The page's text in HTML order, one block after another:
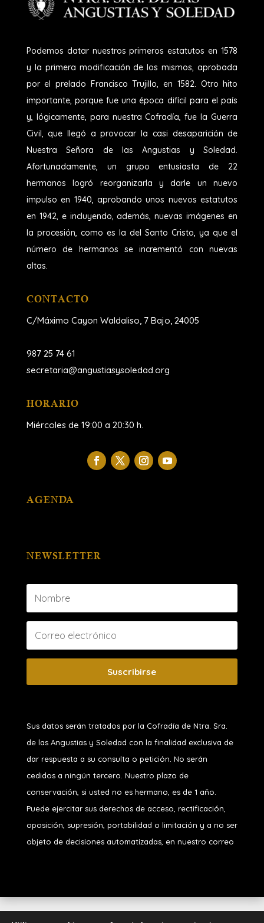
Podemos datar nuestros primeros estatutos en 1578
y la primera modificación de los mismos, aprobada
por el prelado Francisco Trujillo, en 1582. Otro hito
importante, porque fue una época difícil para el país
y, lógicamente, para nuestra Cofradía, fue la Guerra
Civil, que llegó a provocar la casi desaparición de
Nuestra Señora de las Angustias y Soledad.
Afortunadamente, un grupo entusiasta de 22
hermanos logró reorganizarla y darle un nuevo
impulso en 1940, aprobando unos nuevos estatutos
en 1942, e incluyendo, además, nuevas imágenes en
la procesión, como es la del Santo Cristo, ya que el
número de hermanos se incrementó con nuevas
altas.
CONTACTO
C/Máximo Cayon Waldaliso, 7 Bajo, 24005
987 25 74 61
secretaria@angustiasysoledad.org
HORARIO
Miércoles de 19:00 a 20:30 h.
AGENDA
NEWSLETTER
Suscribirse
Sus datos serán tratados por la Cofradía de Ntra. Sra.
de las Angustias y Soledad con la finalidad exclusiva de
dar respuesta a su consulta o petición. No serán
cedidos a ningún tercero. Nuestro plazo de
conservación, si usted no es hermano, es de 1 año.
Puede ejercitar sus derechos de acceso, rectificación,
oposición, supresión, portabilidad o limitación y a no ser
objeto de decisiones automatizadas, en nuestro correo